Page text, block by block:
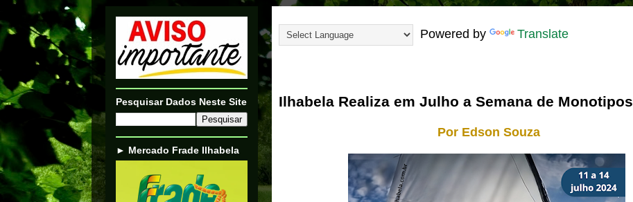
Powered by Translate
Ilhabela Realiza em Julho a Semana de Monotipos
Por Edson Souza
Pesquisar Dados Neste Site
► Mercado Frade Ilhabela